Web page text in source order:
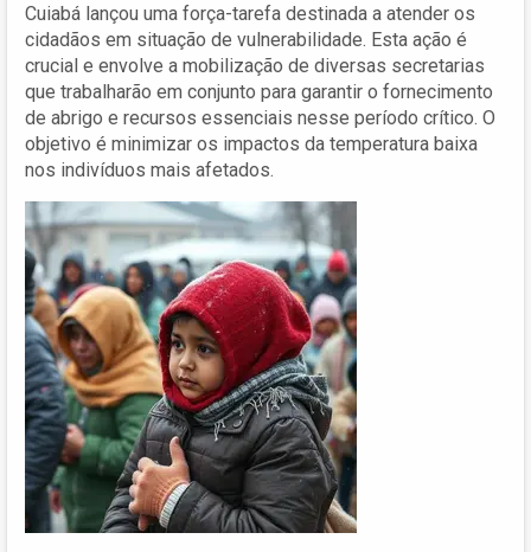
Cuiabá lançou uma força-tarefa destinada a atender os
cidadãos em situação de vulnerabilidade. Esta ação é
crucial e envolve a mobilização de diversas secretarias
que trabalharão em conjunto para garantir o fornecimento
de abrigo e recursos essenciais nesse período crítico. O
objetivo é minimizar os impactos da temperatura baixa
nos indivíduos mais afetados.